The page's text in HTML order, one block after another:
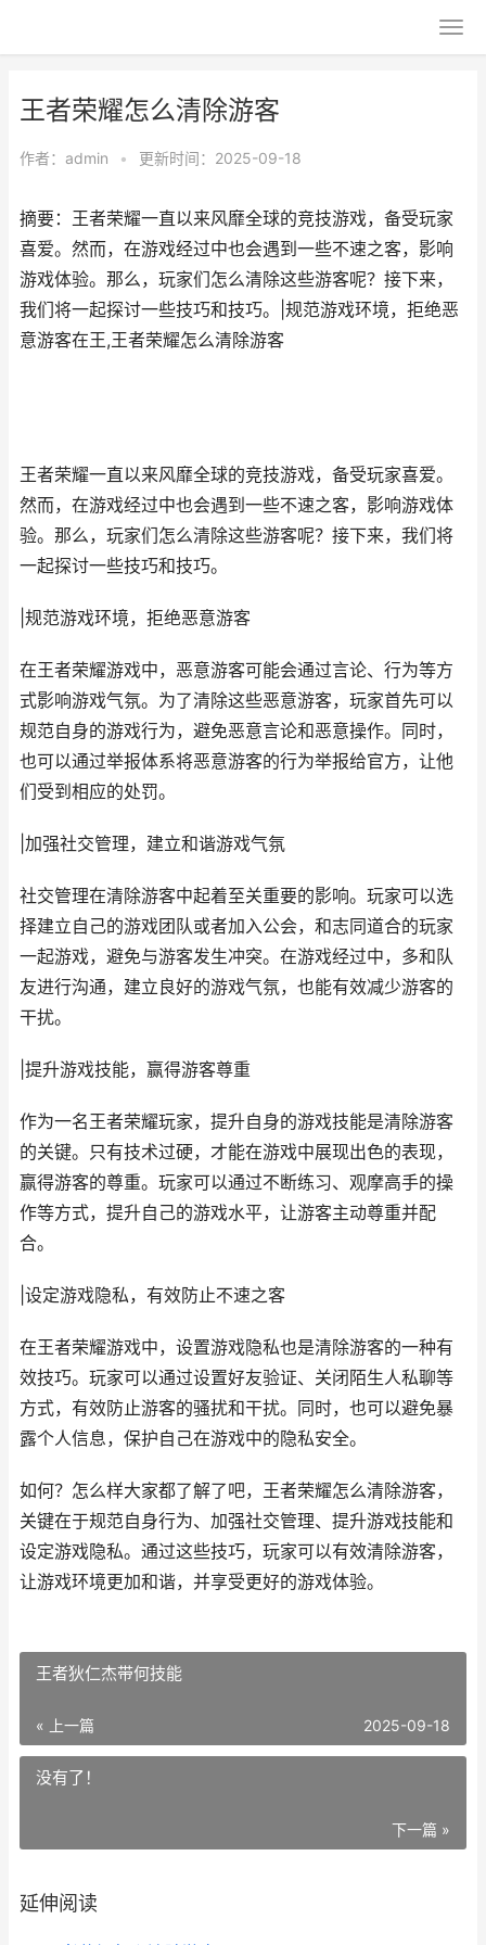
王者荣耀怎么清除游客
作者： admin • 更新时间：2025-09-18
摘要：王者荣耀一直以来风靡全球的竞技游戏，备受玩家
喜爱。然而，在游戏经过中也会遇到一些不速之客，影响
游戏体验。那么，玩家们怎么清除这些游客呢？接下来，
我们将一起探讨一些技巧和技巧。|规范游戏环境，拒绝恶
意游客在王,王者荣耀怎么清除游客
王者荣耀一直以来风靡全球的竞技游戏，备受玩家喜爱。
然而，在游戏经过中也会遇到一些不速之客，影响游戏体
验。那么，玩家们怎么清除这些游客呢？接下来，我们将
一起探讨一些技巧和技巧。
|规范游戏环境，拒绝恶意游客
在王者荣耀游戏中，恶意游客可能会通过言论、行为等方
式影响游戏气氛。为了清除这些恶意游客，玩家首先可以
规范自身的游戏行为，避免恶意言论和恶意操作。同时，
也可以通过举报体系将恶意游客的行为举报给官方，让他
们受到相应的处罚。
|加强社交管理，建立和谐游戏气氛
社交管理在清除游客中起着至关重要的影响。玩家可以选
择建立自己的游戏团队或者加入公会，和志同道合的玩家
一起游戏，避免与游客发生冲突。在游戏经过中，多和队
友进行沟通，建立良好的游戏气氛，也能有效减少游客的
干扰。
|提升游戏技能，赢得游客尊重
作为一名王者荣耀玩家，提升自身的游戏技能是清除游客
的关键。只有技术过硬，才能在游戏中展现出色的表现，
赢得游客的尊重。玩家可以通过不断练习、观摩高手的操
作等方式，提升自己的游戏水平，让游客主动尊重并配
合。
|设定游戏隐私，有效防止不速之客
在王者荣耀游戏中，设置游戏隐私也是清除游客的一种有
效技巧。玩家可以通过设置好友验证、关闭陌生人私聊等
方式，有效防止游客的骚扰和干扰。同时，也可以避免暴
露个人信息，保护自己在游戏中的隐私安全。
如何？怎么样大家都了解了吧，王者荣耀怎么清除游客，
关键在于规范自身行为、加强社交管理、提升游戏技能和
设定游戏隐私。通过这些技巧，玩家可以有效清除游客，
让游戏环境更加和谐，并享受更好的游戏体验。
王者狄仁杰带何技能
« 上一篇 2025-09-18
没有了！
下一篇 »
延伸阅读